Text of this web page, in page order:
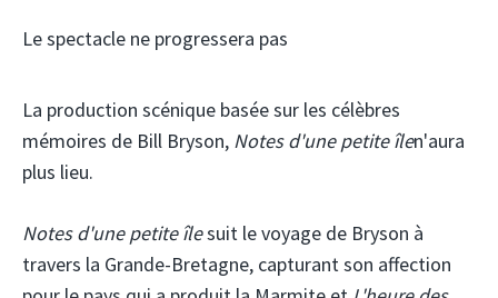
Le spectacle ne progressera pas
La production scénique basée sur les célèbres
mémoires de Bill Bryson, Notes d'une petite îlen'aura
plus lieu.
Notes d'une petite îlesuit le voyage de Bryson à
travers la Grande-Bretagne, capturant son affection